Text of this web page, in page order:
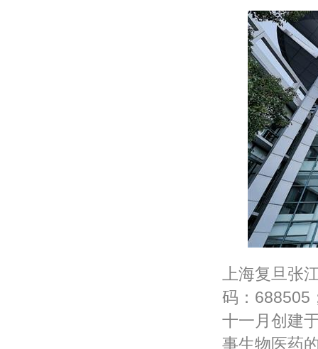
上海复旦张
码：688505
十一月创建
事生物医药